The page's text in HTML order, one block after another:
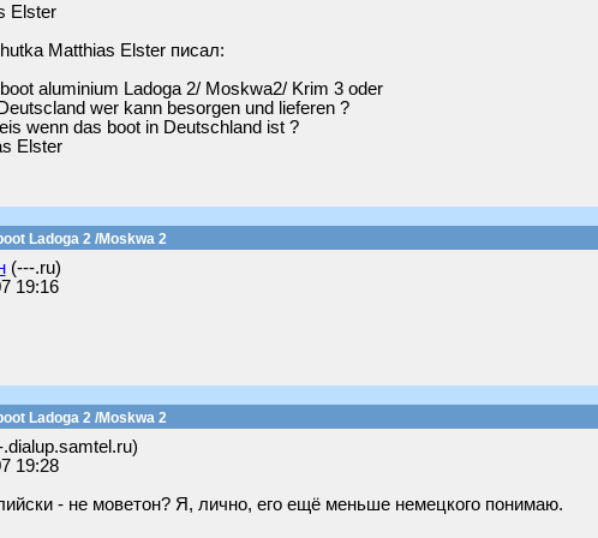
Elster
Matthias Elster писал:
aluminium Ladoga 2/ Moskwa2/ Krim 3 oder
wer kann besorgen und lieferen ?
wenn das boot in Deutschland ist ?
Elster
Ladoga 2 /Moskwa 2
(---.ru)
19:16
Ladoga 2 /Moskwa 2
.dialup.samtel.ru)
19:28
- не моветон? Я, лично, его ещё меньше немецкого понимаю.